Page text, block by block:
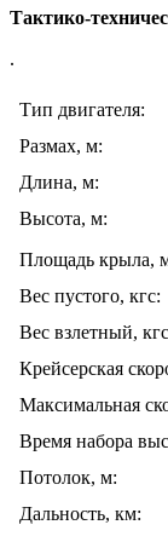
Тактико-
.
Тип двигателя:
Размах, м:
Длина, м:
Высота, м:
Площадь крыла,
Вес пустого, кгс:
Вес взлетный,
Крейсерская
Максимальная
Время набора
Потолок, м:
Дальность, км: